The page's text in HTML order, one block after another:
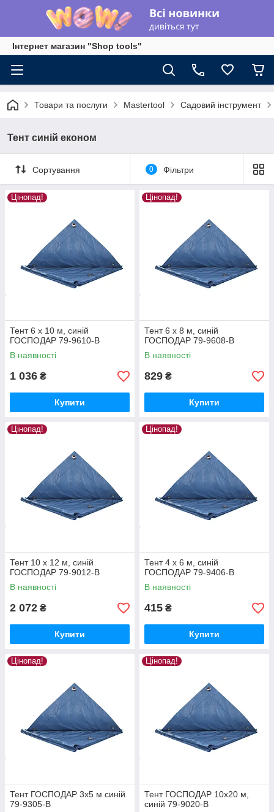
Інтернет магазин "Shop tools"
Товари та послуги Mastertool Садовий інструмент
Тент синій економ
Сортування 0 Фільтри
Цінопад!
Тент 6 х 10 м, синій
ГОСПОДАР 79-9610-В
В наявності
1 036 ₴
Купити
Цінопад!
Тент 6 х 8 м, синій
ГОСПОДАР 79-9608-В
В наявності
829 ₴
Купити
Цінопад!
Тент 10 х 12 м, синій
ГОСПОДАР 79-9012-В
В наявності
2 072 ₴
Купити
Цінопад!
Тент 4 х 6 м, синій
ГОСПОДАР 79-9406-В
В наявності
415 ₴
Купити
Цінопад!
Тент ГОСПОДАР 3х5 м синій
79-9305-В
Цінопад!
Тент ГОСПОДАР 10х20 м,
синій 79-9020-В